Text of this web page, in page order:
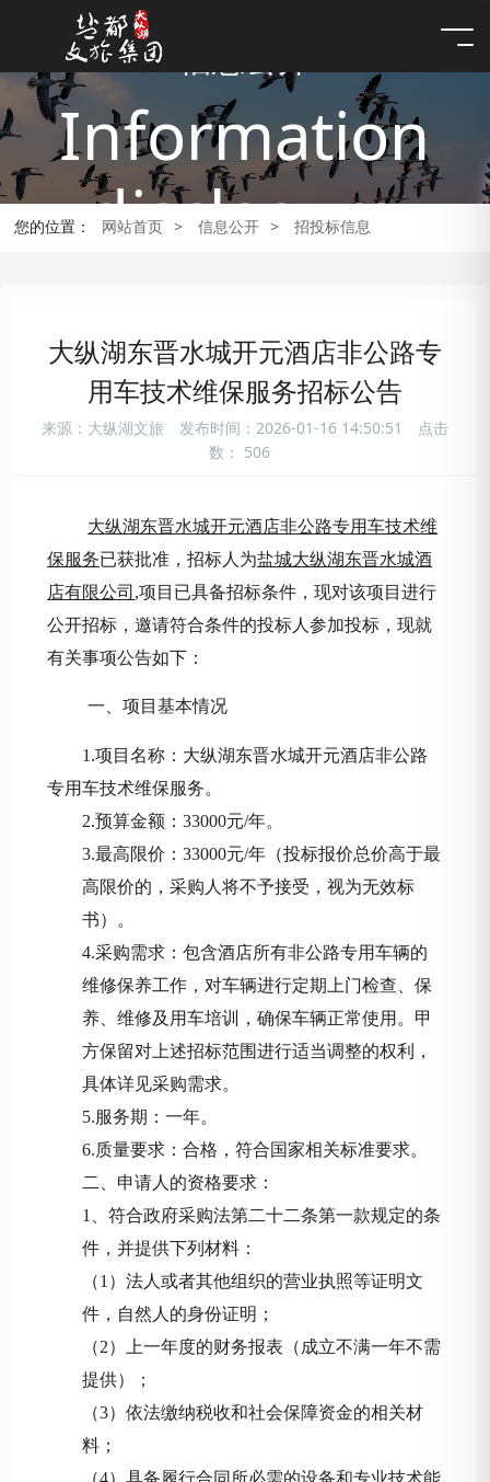
Information
disclosure
您的位置： 网站首页 > 信息公开 > 招投标信息
大纵湖东晋水城开元酒店非公路专
用车技术维保服务招标公告
来源：大纵湖文旅 发布时间：2026-01-16 14:50:51
点击
数： 506
大纵湖东晋水城开元酒店非公路专用车技术维
保服务已获批准，招标人为盐城大纵湖东晋水城酒
店有限公司 ,项目已具备招标条件，现对该项目进行
公开招标，邀请符合条件的投标人参加投标，现就
有关事项公告如下：
一、项目基本情况
1.项目名称：大纵湖东晋水城开元酒店非公路
专用车技术维保服务。
2.预算金额：33000元/年。
3.最高限价：33000元/年（投标报价总价高于最
高限价的，采购人将不予接受，视为无效标
书）。
4.采购需求：包含酒店所有非公路专用车辆的
维修保养工作，对车辆进行定期上门检查、保
养、维修及用车培训，确保车辆正常使用。甲
方保留对上述招标范围进行适当调整的权利
，
具体详见采购需求。
5.服务期：一年。
6.质量要求：合格，符合国家相关标准要求。
二、申请人的资格要求：
1、符合政府采购法第二十二条第一款规定的条
件，并提供下列材料：
（1）法人或者其他组织的营业执照等证明文
件，自然人的身份证明；
（2）上一年度的财务报表（成立不满一年不需
提供）；
（3）依法缴纳税收和社会保障资金的相关材
料；
（4）具备履行合同所必需的设备和专业技术能